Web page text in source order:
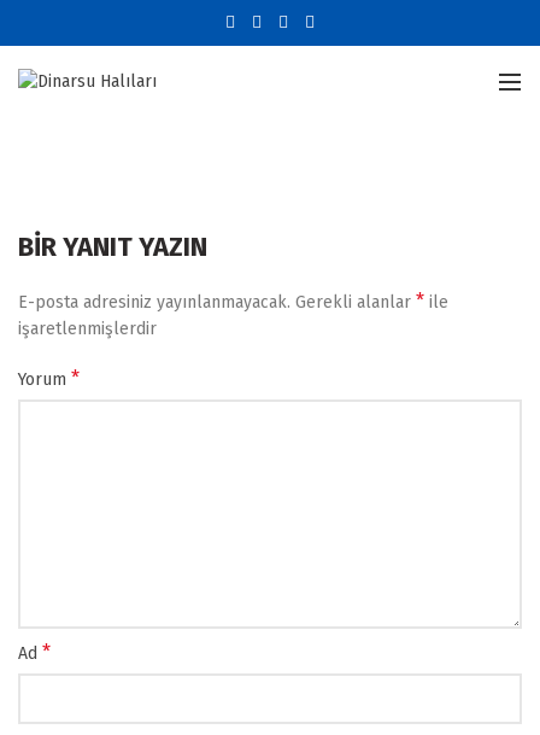
BIR YANIT YAZIN
E-posta adresiniz yayınlanmayacak. Gerekli alanlar * ile
işaretlenmişlerdir
Yorum *
Ad *